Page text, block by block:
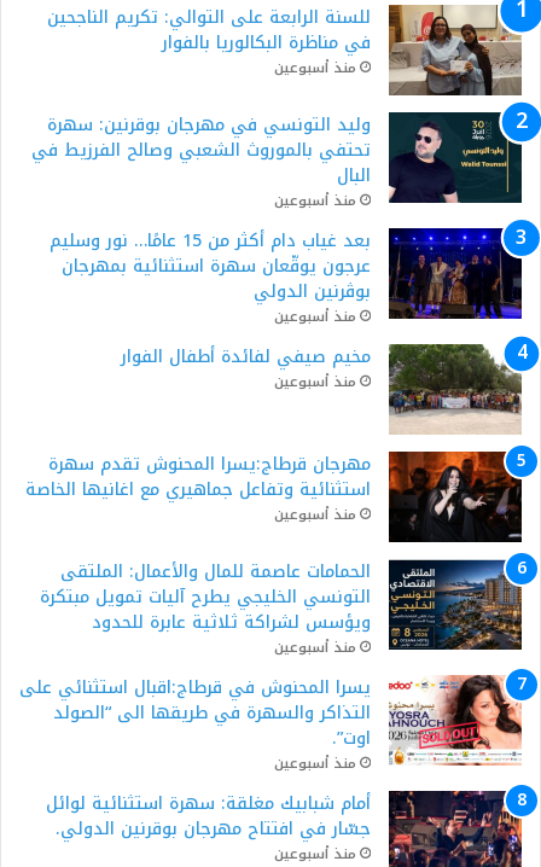
للسنة الرابعة على التوالي: تكريم الناجحين
في مناظرة البكالوريا بالفوار
منذ أسبوعين
وليد التونسي في مهرجان بوقرنين: سهرة
تحتفي بالموروث الشعبي وصالح الفرزيط في
البال
منذ أسبوعين
بعد غياب دام أكثر من 15 عامًا… نور وسليم
عرجون يوقّعان سهرة استثنائية بمهرجان
بوڨرنين الدولي
منذ أسبوعين
مخيم صيفي لفائدة أطفال الفوار
منذ أسبوعين
مهرجان قرطاج:يسرا المحنوش تقدم سهرة
استثنائية وتفاعل جماهيري مع اغانيها الخاصة
منذ أسبوعين
الحمامات عاصمة للمال والأعمال: الملتقى
التونسي الخليجي يطرح آليات تمويل مبتكرة
ويؤسس لشراكة ثلاثية عابرة للحدود
منذ أسبوعين
يسرا المحنوش في قرطاج:اقبال استثنائي على
التذاكر والسهرة في طريقها الى “الصولد
اوت”.
منذ أسبوعين
أمام شبابيك مغلقة: سهرة استثنائية لوائل
جسّار في افتتاح مهرجان بوقرنين الدولي.
منذ أسبوعين